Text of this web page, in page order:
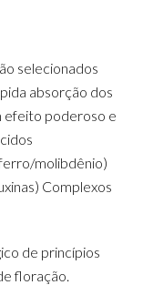
selecionados
absorção dos
efeito poderoso e
molibdênio)
Complexos
de princípios
floração.